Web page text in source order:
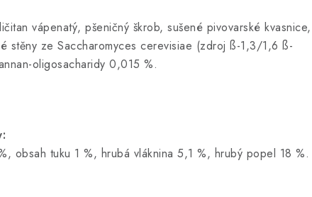
vápenatý, pšeničný škrob, sušené pivovarské kvasnice,
stěny ze Saccharomyces cerevisiae (zdroj ß-1,3/1,6 ß-
oligosacharidy 0,015 %.
obsah tuku 1 %, hrubá vláknina 5,1 %, hrubý popel 18 %.